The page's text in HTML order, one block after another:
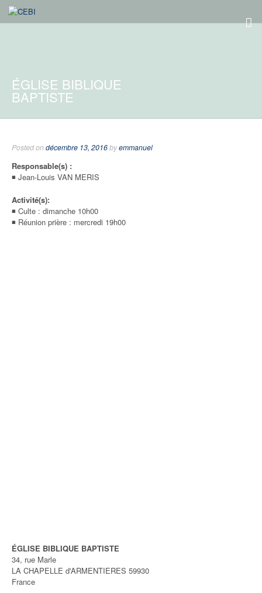
ÉGLISE BIBLIQUE
BAPTISTE
Posted ondécembre 13, 2016byemmanuel
Responsable(s) :
◾ Jean-Louis VAN MERIS
Activité(s):
◾ Culte : dimanche 10h00
◾ Réunion prière : mercredi 19h00
ÉGLISE BIBLIQUE BAPTISTE
34, rue Marle
LA CHAPELLE d'ARMENTIERES 59930
France